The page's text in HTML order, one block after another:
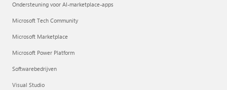
Ondersteuning voor AI-marketplace-apps
Microsoft Tech Community
Microsoft Marketplace
Microsoft Power Platform
Softwarebedrijven
Visual Studio